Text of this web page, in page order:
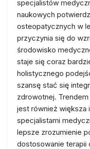
specjalistów
naukowych
osteopatycznych w
przyczynia się do
środowisko
staje się coraz
holistycznego
szansę stać się
zdrowotnej.
jest również większa
specjalistami
lepsze zrozumienie
dostosowanie terapii